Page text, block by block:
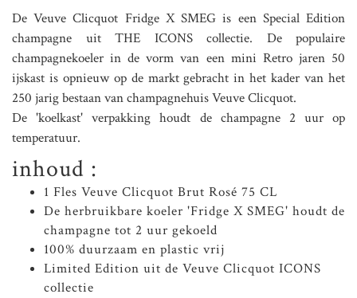
De Veuve Clicquot Fridge X SMEG is een Special Edition
champagne uit THE ICONS collectie. De populaire
champagnekoeler in de vorm van een mini Retro jaren 50
ijskast is opnieuw op de markt gebracht in het kader van het
250 jarig bestaan van champagnehuis Veuve Clicquot.
De 'koelkast' verpakking houdt de champagne 2 uur op
temperatuur.
inhoud :
1 Fles Veuve Clicquot Brut Rosé 75 CL
De herbruikbare koeler 'Fridge X SMEG' houdt de
champagne tot 2 uur gekoeld
100% duurzaam en plastic vrij
Limited Edition uit de Veuve Clicquot ICONS
collectie